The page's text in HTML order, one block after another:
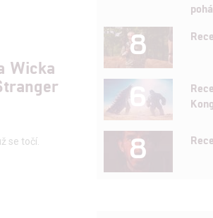
Wicka
se točí.
8
6
8